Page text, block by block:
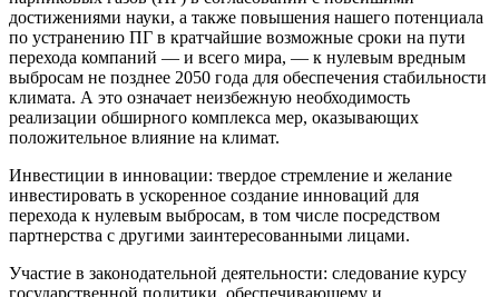
достижениями науки, а также повышения нашего потенциала
по устранению ПГ в кратчайшие возможные сроки на пути
перехода компаний — и всего мира, — к нулевым вредным
выбросам не позднее 2050 года для обеспечения стабильности
климата. А это означает неизбежную необходимость
реализации обширного комплекса мер, оказывающих
положительное влияние на климат.
Инвестиции в инновации: твердое стремление и желание
инвестировать в ускоренное создание инноваций для
перехода к нулевым выбросам, в том числе посредством
партнерства с другими заинтересованными лицами.
Участие в законодательной деятельности: следование курсу
государственной политики, обеспечивающему и